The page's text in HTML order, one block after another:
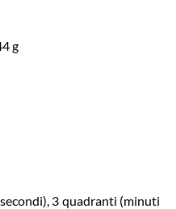
g
3 quadranti (minuti